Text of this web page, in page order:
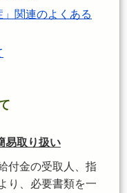
」関連のよくある
易取り扱い
付金の受取人、指
り、必要書類を一